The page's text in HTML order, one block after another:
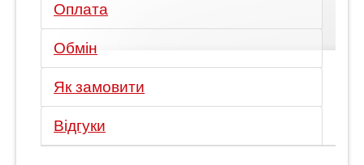
Оплата
Обмін
Як замовити
Відгуки